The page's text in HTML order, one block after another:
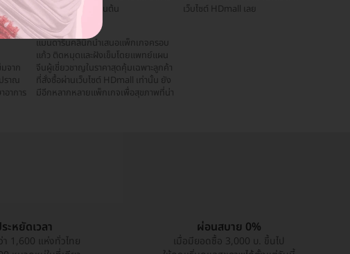
นท้อง
จาก
ราณ
อาการ
ออฟฟิศซินโดรม เป็นต้น
แพ็กเกจสุดคุ้ม
แมนดารินคลินิกนำเสนอแพ็กเกจครอบ
แก้ว ติดหมุดและฝังเข็มโดยแพทย์แผน
จีนผู้เชี่ยวชาญในราคาสุดคุ้มเฉพาะลูกค้า
ที่สั่งซื้อผ่านเว็บไซต์ HDmall เท่านั้น ยัง
มีอีกหลากหลายแพ็กเกจเพื่อสุขภาพที่น่า
เว็บไซต์ HDmall เลย
ะหยัดเวลา
1,600 แห่งทั่วไทย
ผ่อนสบาย 0%
เมื่อมียอดซื้อ 3,000 บ. ขึ้นไป